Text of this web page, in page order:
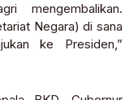
mengembalikan.
Negara) di sana
ke Presiden,”